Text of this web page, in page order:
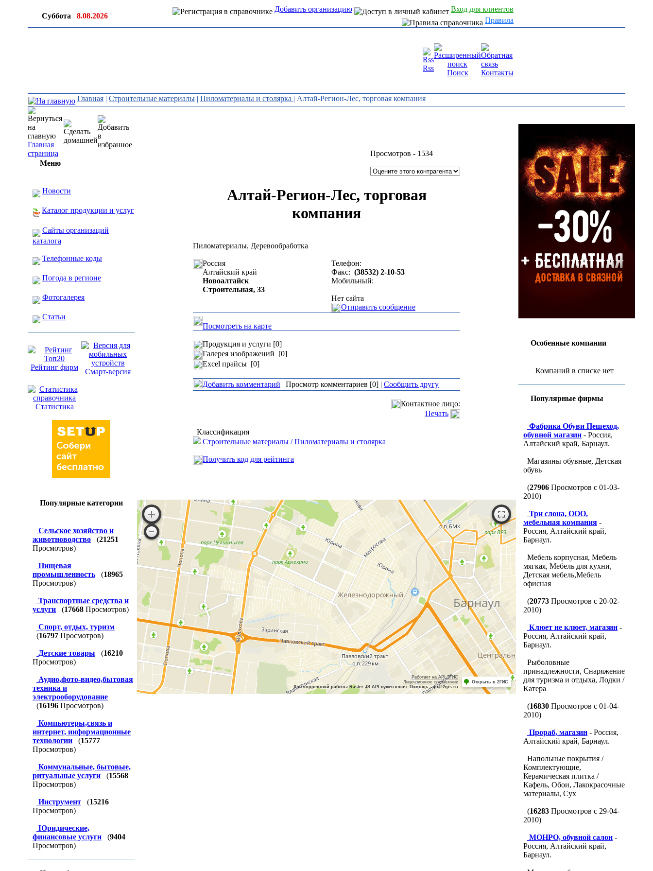
Суббота 8.08.2026
Добавить организацию
Вход для клиентов
Правила
Rss
Поиск Контакты
Главная | Строительные материалы | Пиломатериалы и столярка | Алтай-Регион-Лес, торговая компания
Главная
страница
Меню
Новости
Каталог продукции и услуг
Сайты организаций
каталога
Телефонные коды
Погода в регионе
Фотогалерея
Статьи
Рейтинг фирм
Смарт-версия
Статистика
Популярные категории
Сельское хозяйство и
животноводство
(21251
Просмотров)
Пищевая
промышленность
(18965
Просмотров)
Транспортные средства и
услуги
(17668 Просмотров)
Спорт, отдых, туризм
(16797 Просмотров)
Детские товары (16210
Просмотров)
Аудио,фото-видео,бытовая
техника и
электрооборудование
(16196 Просмотров)
Компьютеры,связь и
интернет, информационные
технологии
(15777
Просмотров)
Коммунальные, бытовые,
ритуальные услуги
(15568
Просмотров)
Инструмент (15216
Просмотров)
Юридические,
финансовые услуги
(9404
Просмотров)
Просмотров - 1534
Алтай-Регион-Лес, торговая
компания
Пиломатериалы, Деревообработка
Россия
Алтайский край
Новоалтайск
Строительная, 33
Телефон:
Факс: (38532) 2-10-53
Мобильный:
Нет сайта
Отправить сообщение
Посмотреть на карте
Продукция и услуги [0]
Галерея изображений [0]
Excel прайсы [0]
Добавить комментарий | Просмотр комментариев [0] | Сообщить другу
Контактное лицо:
Печать
Классификация
Строительные материалы / Пиломатериалы и столярка
Получить код для рейтинга
Работает на API 2ГИС
Лицензионное соглашение
Для корректной работы Raster JS API нужен ключ. Помощь: api@2gis.ru
Открыть в 2ГИС
Особенные компании
Компаний в списке нет
Популярные фирмы
Фабрика Обуви Пешеход,
обувной магазин - Россия,
Алтайский край, Барнаул.
Магазины обувные, Детская
обувь
(27906 Просмотров с 01-03-
2010)
Три слона, ООО,
мебельная компания -
Россия, Алтайский край,
Барнаул.
Мебель корпусная, Мебель
мягкая, Мебель для кухни,
Детская мебель,Мебель
офисная
(20773 Просмотров с 20-02-
2010)
Клюет не клюет, магазин -
Россия, Алтайский край,
Барнаул.
Рыболовные
принадлежности, Снаряжение
для туризма и отдыха, Лодки /
Катера
(16830 Просмотров с 01-04-
2010)
Прораб, магазин - Россия,
Алтайский край, Барнаул.
Напольные покрытия /
Комплектующие,
Керамическая плитка /
Кафель, Обои, Лакокрасочные
материалы, Сух
(16283 Просмотров с 29-04-
2010)
МОНРО, обувной салон -
Россия, Алтайский край,
Барнаул.